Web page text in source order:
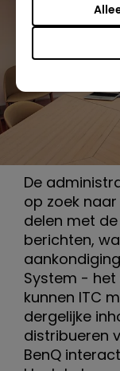
De
op zoek
delen met
berichten,
System -
kunnen ITC
dergelijke
distribueren
BenQ